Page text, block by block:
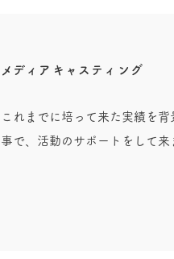
​メディアキャスティング
これまでに培って来た実績を
事で 、活動のサポートをして来